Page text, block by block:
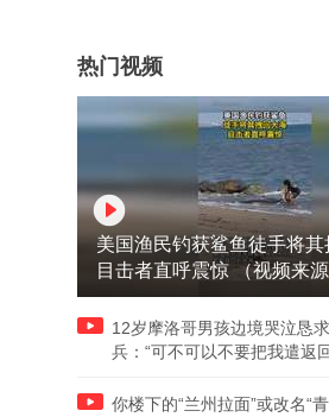
热门视频
美国渔民钓获鲨鱼徒手将
目击者直呼震惊 （视频来
息）
12岁摩洛哥男孩边境哭泣恳
兵：“可不可以不要把我遣返
你楼下的“兰州拉面”或改名“